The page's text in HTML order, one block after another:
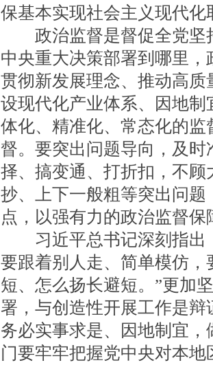
保基本实现社会主义现代化
政治监督是督促全党坚
中央重大决策部署到哪里
贯彻新发展理念、推动高
设现代化产业体系、因地
体化、精准化、常态化的
督。要突出问题导向，及
择、搞变通、打折扣，不
抄、上下一般粗等突出问
点，以强有力的政治监督
习近平总书记深刻指出
要跟着别人走、简单模仿
短、怎么扬长避短。”更加
署，与创造性开展工作是
务必实事求是、因地制宜
门要牢牢把握党中央对本